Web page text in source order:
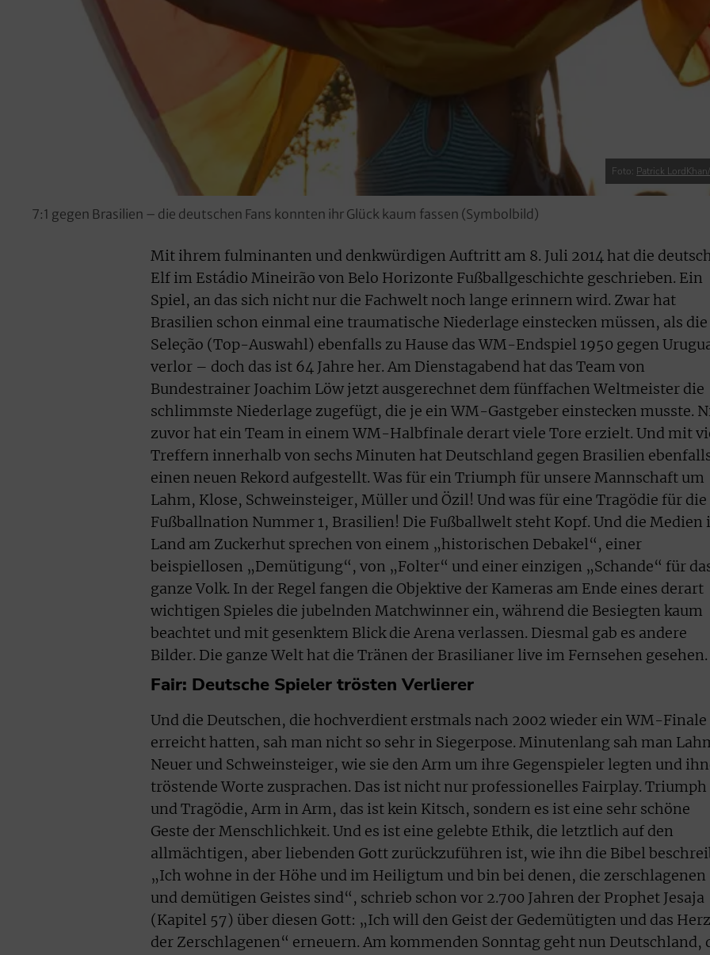
Foto: Patrick
7:1 gegen Brasilien – die deutschen Fans konnten ihr Glück kaum fassen (Symbolbild)
Mit ihrem fulminanten und denkwürdigen Auftritt am 8. Juli 2014 hat die
Elf im Estádio Mineirão von Belo Horizonte Fußballgeschichte geschrieben. Ein
Spiel, an das sich nicht nur die Fachwelt noch lange erinnern wird. Zwar hat
Brasilien schon einmal eine traumatische Niederlage einstecken müssen, als die
Seleção (Top-Auswahl) ebenfalls zu Hause das WM-Endspiel 1950 gegen
verlor – doch das ist 64 Jahre her. Am Dienstagabend hat das Team von
Bundestrainer Joachim Löw jetzt ausgerechnet dem fünffachen Weltmeister die
schlimmste Niederlage zugefügt, die je ein WM-Gastgeber einstecken musste.
zuvor hat ein Team in einem WM-Halbfinale derart viele Tore erzielt. Und mit
Treffern innerhalb von sechs Minuten hat Deutschland gegen Brasilien
einen neuen Rekord aufgestellt. Was für ein Triumph für unsere Mannschaft um
Lahm, Klose, Schweinsteiger, Müller und Özil! Und was für eine Tragödie für die
Fußballnation Nummer 1, Brasilien! Die Fußballwelt steht Kopf. Und die Medien
Land am Zuckerhut sprechen von einem „historischen Debakel“, einer
beispiellosen „Demütigung“, von „Folter“ und einer einzigen „Schande“ für
ganze Volk. In der Regel fangen die Objektive der Kameras am Ende eines derart
wichtigen Spieles die jubelnden Matchwinner ein, während die Besiegten kaum
beachtet und mit gesenktem Blick die Arena verlassen. Diesmal gab es andere
Bilder. Die ganze Welt hat die Tränen der Brasilianer live im Fernsehen gesehen.
Fair: Deutsche Spieler trösten Verlierer
Und die Deutschen, die hochverdient erstmals nach 2002 wieder ein WM-Finale
erreicht hatten, sah man nicht so sehr in Siegerpose. Minutenlang sah man
Neuer und Schweinsteiger, wie sie den Arm um ihre Gegenspieler legten und
tröstende Worte zusprachen. Das ist nicht nur professionelles Fairplay. Triumph
und Tragödie, Arm in Arm, das ist kein Kitsch, sondern es ist eine sehr schöne
Geste der Menschlichkeit. Und es ist eine gelebte Ethik, die letztlich auf den
allmächtigen, aber liebenden Gott zurückzuführen ist, wie ihn die Bibel
„Ich wohne in der Höhe und im Heiligtum und bin bei denen, die zerschlagenen
und demütigen Geistes sind“, schrieb schon vor 2.700 Jahren der Prophet Jesaja
(Kapitel 57) über diesen Gott: „Ich will den Geist der Gedemütigten und das Herz
der Zerschlagenen“ erneuern. Am kommenden Sonntag geht nun Deutschland,